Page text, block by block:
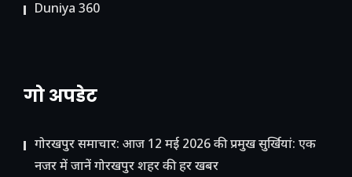
Duniya 360
गो अपडेट
गोरखपुर समाचार: आज 12 मई 2026 की प्रमुख सुर्खियां: एक
नजर में जानें गोरखपुर शहर की हर खबर